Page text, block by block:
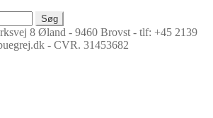
8 Øland - 9460 Brovst - tlf: +45 2139
- CVR. 31453682